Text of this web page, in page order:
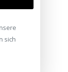
sich